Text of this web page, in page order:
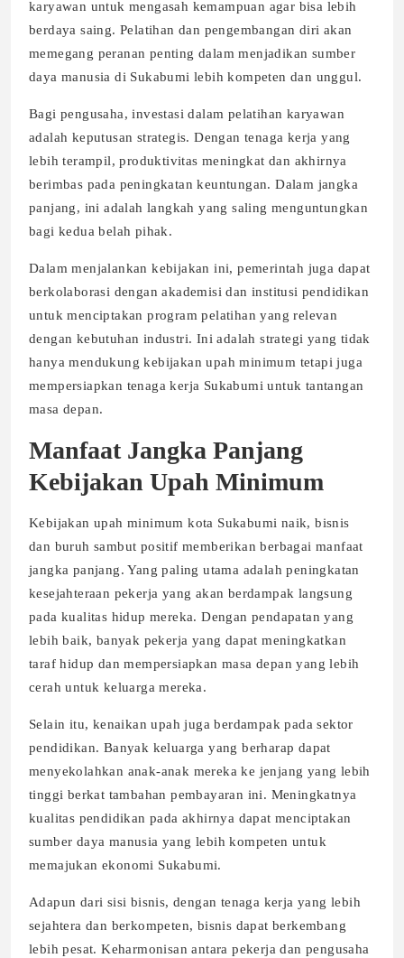
karyawan untuk mengasah kemampuan agar bisa lebih
berdaya saing. Pelatihan dan pengembangan diri akan
memegang peranan penting dalam menjadikan sumber
daya manusia di Sukabumi lebih kompeten dan unggul.
Bagi pengusaha, investasi dalam pelatihan karyawan
adalah keputusan strategis. Dengan tenaga kerja yang
lebih terampil, produktivitas meningkat dan akhirnya
berimbas pada peningkatan keuntungan. Dalam jangka
panjang, ini adalah langkah yang saling menguntungkan
bagi kedua belah pihak.
Dalam menjalankan kebijakan ini, pemerintah juga dapat
berkolaborasi dengan akademisi dan institusi pendidikan
untuk menciptakan program pelatihan yang relevan
dengan kebutuhan industri. Ini adalah strategi yang tidak
hanya mendukung kebijakan upah minimum tetapi juga
mempersiapkan tenaga kerja Sukabumi untuk tantangan
masa depan.
Manfaat Jangka Panjang
Kebijakan Upah Minimum
Kebijakan upah minimum kota Sukabumi naik, bisnis
dan buruh sambut positif memberikan berbagai manfaat
jangka panjang. Yang paling utama adalah peningkatan
kesejahteraan pekerja yang akan berdampak langsung
pada kualitas hidup mereka. Dengan pendapatan yang
lebih baik, banyak pekerja yang dapat meningkatkan
taraf hidup dan mempersiapkan masa depan yang lebih
cerah untuk keluarga mereka.
Selain itu, kenaikan upah juga berdampak pada sektor
pendidikan. Banyak keluarga yang berharap dapat
menyekolahkan anak-anak mereka ke jenjang yang lebih
tinggi berkat tambahan pembayaran ini. Meningkatnya
kualitas pendidikan pada akhirnya dapat menciptakan
sumber daya manusia yang lebih kompeten untuk
memajukan ekonomi Sukabumi.
Adapun dari sisi bisnis, dengan tenaga kerja yang lebih
sejahtera dan berkompeten, bisnis dapat berkembang
lebih pesat. Keharmonisan antara pekerja dan pengusaha